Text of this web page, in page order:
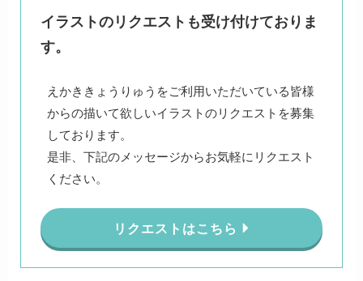
イラストのリクエストも受け付けておりま
す。
えかききょうりゅうをご利用いただいている皆様
からの描いて欲しいイラストのリクエストを募集
しております。
是非、下記のメッセージからお気軽にリクエスト
ください。
リクエストはこちら